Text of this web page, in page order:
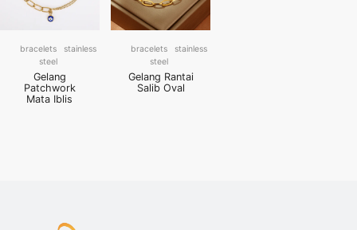
bracelets
stainless
steel
Gelang
Patchwork
Mata Iblis
bracelets
stainless
steel
Gelang Rantai
Salib Oval